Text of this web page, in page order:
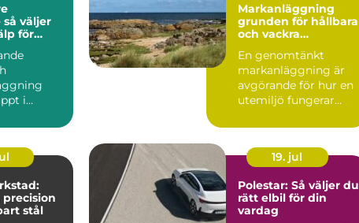
för
i
ger
Markanläggning
grunden för hållbara
och vackra
En genomtänkt
markanläggning är
avgörande för hur en
utemiljö fungerar
det hand...
stål
19. jul
Polestar: Så väljer du
rätt elbil för din
vardag